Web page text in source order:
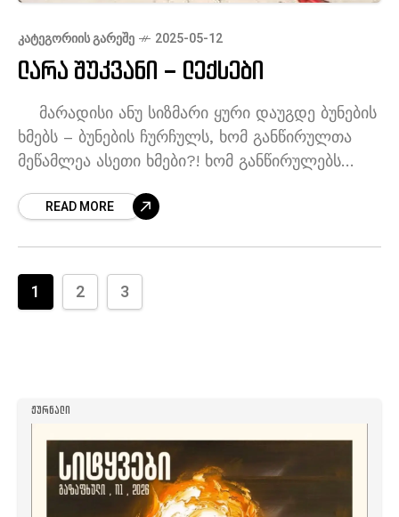
ᲙᲐᲢᲔᲒᲝᲠᲘᲘᲡ ᲒᲐᲠᲔᲨᲔ 2025-05-12
ლარა შუკვანი – ლექსები
მარადისი ანუ სიზმარი ყური დაუგდე ბუნების
ხმებს – ბუნების ჩურჩულს, ხომ განწირულთა
მეწამლეა ასეთი ხმები?! ხომ განწირულებს
ირხევიან მარადისები – ათასწლოვანი ეს ხეები
READ MORE
1 2 3
ᲟᲣᲠᲜᲐᲚᲘ